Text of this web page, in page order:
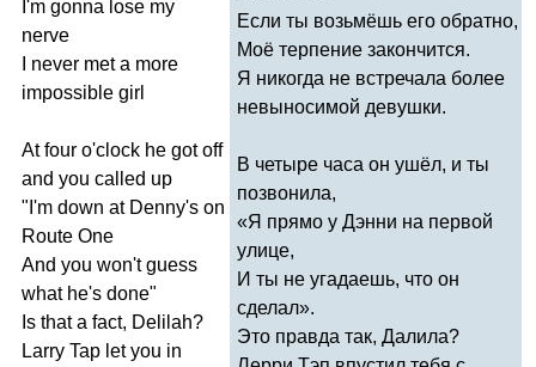
I'm gonna lose my
nerve
never met a more
impossible girl
At four o'clock he got off
and you called up
" I'm down at Denny's on
Route One
And you won't guess
what he's done"
Is that a fact, Delilah?
Larry Tap let you in
Если ты возьмёшь его обратно,
Моё терпение закончится.
Я никогда не встречала более
невыносимой девушки.
В четыре часа он ушёл, и ты
позвонила,
«Я прямо у Дэнни на первой
улице,
И ты не угадаешь, что он
сделал».
Это правда так, Далила?